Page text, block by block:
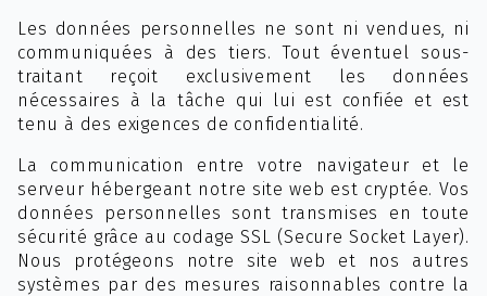
Les données personnelles ne sont ni vendues, ni
communiquées à des tiers. Tout éventuel sous-
traitant reçoit exclusivement les données
nécessaires à la tâche qui lui est confiée et est
tenu à des exigences de confidentialité.
La communication entre votre navigateur et le
serveur hébergeant notre site web est cryptée. Vos
données personnelles sont transmises en toute
sécurité grâce au codage SSL (Secure Socket Layer).
Nous protégeons notre site web et nos autres
systèmes par des mesures raisonnables contre la